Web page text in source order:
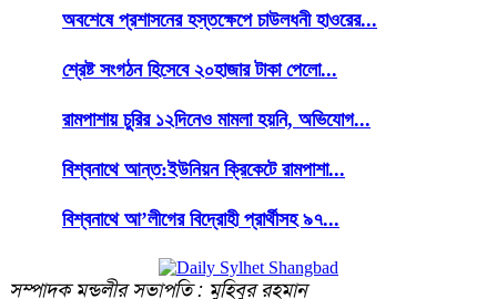
অবশেষে প্রশাসনের হস্তক্ষেপে চাউলধনী হাওরের...
শ্রেষ্ট সংগঠন হিসেবে ২০হাজার টাকা পেলো...
রামপাশায় চুরির ১২দিনেও মামলা হয়নি, অভিযোগ...
বিশ্বনাথে আন্ত:ইউনিয়ন ক্রিকেটে রামপাশা...
বিশ্বনাথে আ’লীগের বিদ্রোহী প্রার্থীসহ ৯৭...
সম্পাদক মন্ডলীর সভাপতি : মুহিবুর রহমান